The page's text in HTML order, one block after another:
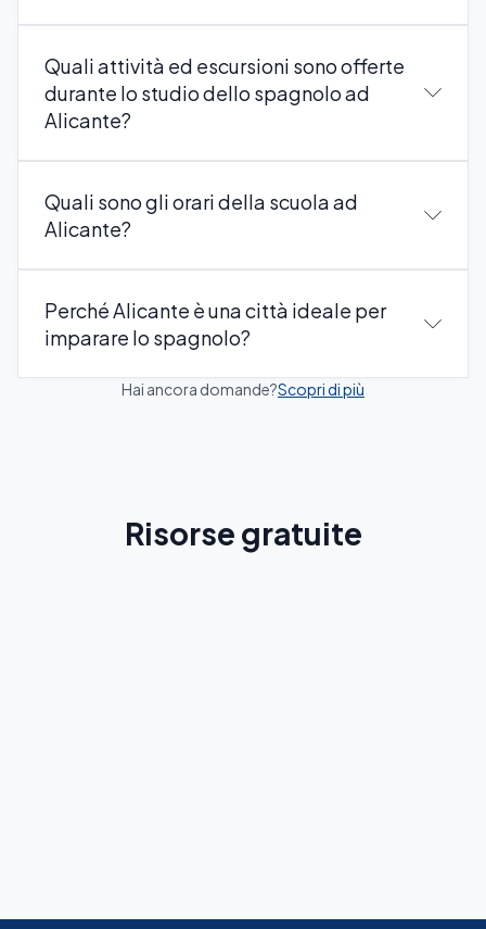
Quali attività ed escursioni sono offerte
durante lo studio dello spagnolo ad
Alicante?
Quali sono gli orari della scuola ad
Alicante?
Perché Alicante è una città ideale per
imparare lo spagnolo?
Hai ancora domande?Scopri di più
Risorse gratuite